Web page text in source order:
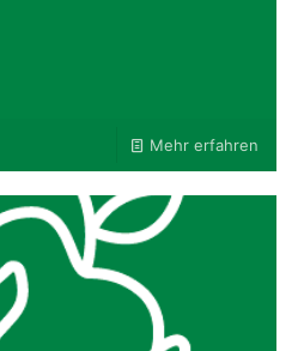
Mehr erfahren